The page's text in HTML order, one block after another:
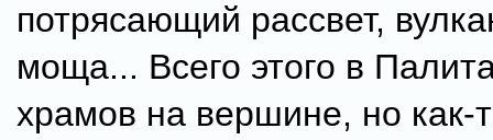
потрясающий рассвет,
моща... Всего этого в
храмов на вершине, но как-